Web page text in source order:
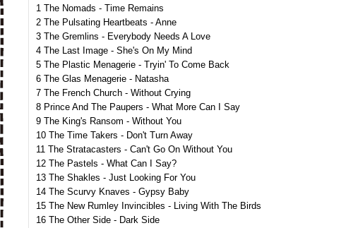
1 The Nomads - Time Remains
2 The Pulsating Heartbeats - Anne
3 The Gremlins - Everybody Needs A Love
4 The Last Image - She's On My Mind
5 The Plastic Menagerie - Tryin' To Come Back
6 The Glas Menagerie - Natasha
7 The French Church - Without Crying
8 Prince And The Paupers - What More Can I Say
9 The King's Ransom - Without You
10 The Time Takers - Don't Turn Away
11 The Stratacasters - Can't Go On Without You
12 The Pastels - What Can I Say?
13 The Shakles - Just Looking For You
14 The Scurvy Knaves - Gypsy Baby
15 The New Rumley Invincibles - Living With The Birds
16 The Other Side - Dark Side